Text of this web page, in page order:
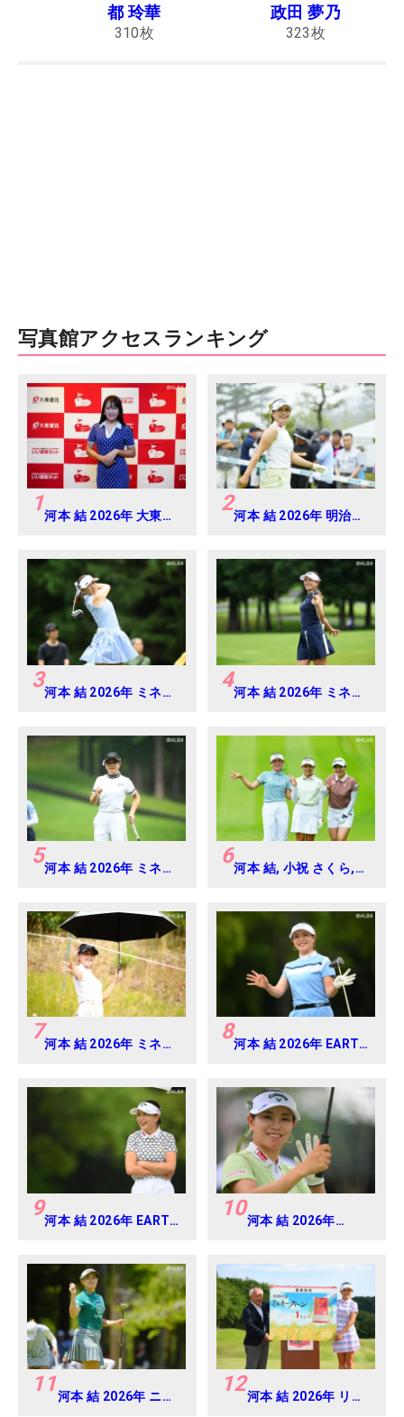
都 玲華
310枚
政田 夢乃
323枚
写真館アクセスランキング
1河本 結 2026年 大東建
マ
2河本 結 2026年 明治安
3河本 結 2026年 ミネベ
4河本 結 2026年 ミネベ
5河本 結 2026年 ミネベ
6河本 結, 小祝 さくら,
Round4
7河本 結 2026年 ミネベ
8河本 結 2026年 EARTH
9河本 結 2026年 EARTH
10河本 結 2026年
11河本 結 2026年 ニチ
12河本 結 2026年 リゾ